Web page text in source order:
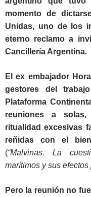
momento de
Unidas, uno de los
eterno reclamo a
Cancillería Argentina.
El ex embajador
gestores del
Plataforma
reuniones a
ritualidad excesivas
reñidas con el
(“Malvinas. La
marítimos y sus
Pero la reunión no